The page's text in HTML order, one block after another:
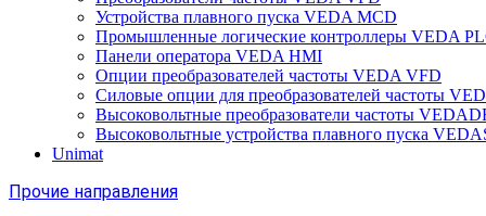
Устройства плавного пуска VEDA MCD
Промышленные логические контроллеры VEDA
Панели оператора VEDA HMI
Опции преобразователей частоты VEDA VFD
Силовые опции для преобразователей частоты
Высоковольтные преобразователи частоты
Высоковольтные устройства плавного пуска
Unimat
Прочие направления